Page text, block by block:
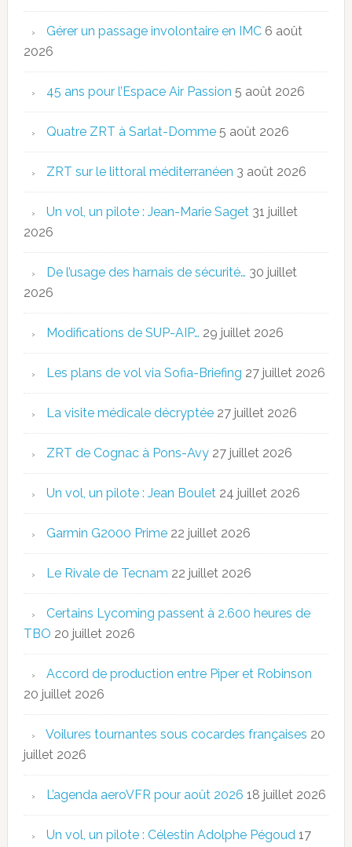
Gérer un passage involontaire en IMC 6 août
2026
45 ans pour l’Espace Air Passion 5 août 2026
Quatre ZRT à Sarlat-Domme 5 août 2026
ZRT sur le littoral méditerranéen 3 août 2026
Un vol, un pilote : Jean-Marie Saget 31 juillet
2026
De l’usage des harnais de sécurité… 30 juillet
2026
Modifications de SUP-AIP… 29 juillet 2026
Les plans de vol via Sofia-Briefing 27 juillet 2026
La visite médicale décryptée 27 juillet 2026
ZRT de Cognac à Pons-Avy 27 juillet 2026
Un vol, un pilote : Jean Boulet 24 juillet 2026
Garmin G2000 Prime 22 juillet 2026
Le Rivale de Tecnam 22 juillet 2026
Certains Lycoming passent à 2.600 heures de
TBO 20 juillet 2026
Accord de production entre Piper et Robinson
20 juillet 2026
Voilures tournantes sous cocardes françaises 20
juillet 2026
L’agenda aeroVFR pour août 2026 18 juillet 2026
Un vol, un pilote : Célestin Adolphe Pégoud 17